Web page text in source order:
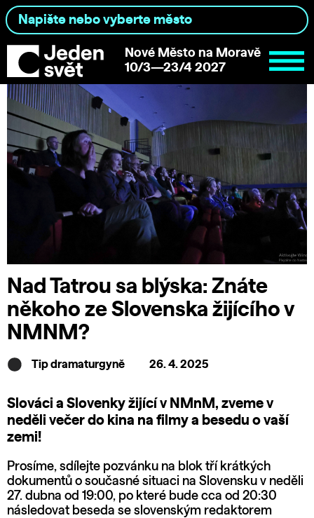
Nové Město na Moravě
10/3—23/4 2027
Nad Tatrou sa blýska: Znáte
někoho ze Slovenska žijícího v
NMNM?
Tip dramaturgyně 26. 4. 2025
Slováci a Slovenky žijící v NMnM, zveme v
neděli večer do kina na filmy a besedu o vaší
zemi!
Prosíme, sdílejte pozvánku na blok tří krátkých
dokumentů o současné situaci na Slovensku v neděli
27. dubna od 19:00, po které bude cca od 20:30
následovat beseda se slovenským redaktorem